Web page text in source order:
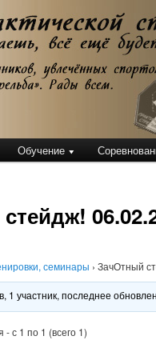
Обучение
семинары › ЗачОтный
1 участник, последнее
с 1 по 1 (всего 1)